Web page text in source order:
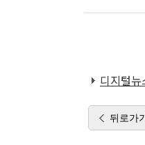
디지털
뒤로가